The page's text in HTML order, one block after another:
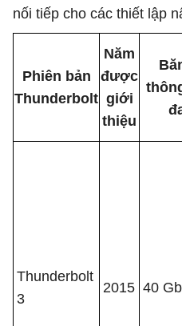
nối tiếp cho các thiết lập
Phiên bản
Thunderbolt
Năm
được
giới
thiệu
Thunderbolt
3
2015 40